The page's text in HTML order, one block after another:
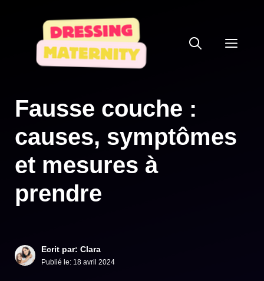
contenu
Fausse couche :
causes, symptômes
et mesures à
prendre
Ecrit par: Clara
Publié le: 18 avril 2024